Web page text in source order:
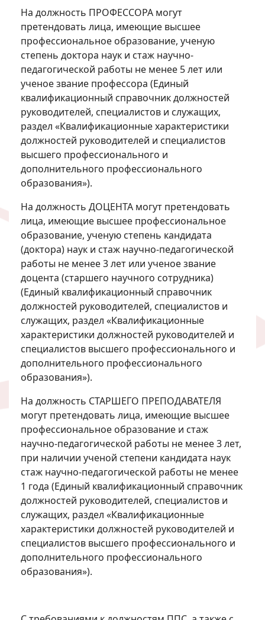
На должность ПРОФЕССОРА могут
претендовать лица, имеющие высшее
профессиональное образование, ученую
степень доктора наук и стаж научно-
педагогической работы не менее 5 лет или
ученое звание профессора (Единый
квалификационный справочник должностей
руководителей, специалистов и служащих,
раздел «Квалификационные характеристики
должностей руководителей и специалистов
высшего профессионального и
дополнительного профессионального
образования»).
На должность ДОЦЕНТА могут претендовать
лица, имеющие высшее профессиональное
образование, ученую степень кандидата
(доктора) наук и стаж научно-педагогической
работы не менее 3 лет или ученое звание
доцента (старшего научного сотрудника)
(Единый квалификационный справочник
должностей руководителей, специалистов и
служащих, раздел «Квалификационные
характеристики должностей руководителей и
специалистов высшего профессионального и
дополнительного профессионального
образования»).
На должность СТАРШЕГО ПРЕПОДАВАТЕЛЯ
могут претендовать лица, имеющие высшее
профессиональное образование и стаж
научно-педагогической работы не менее 3 лет,
при наличии ученой степени кандидата наук
стаж научно-педагогической работы не менее
1 года (Единый квалификационный справочник
должностей руководителей, специалистов и
служащих, раздел «Квалификационные
характеристики должностей руководителей и
специалистов высшего профессионального и
дополнительного профессионального
образования»).